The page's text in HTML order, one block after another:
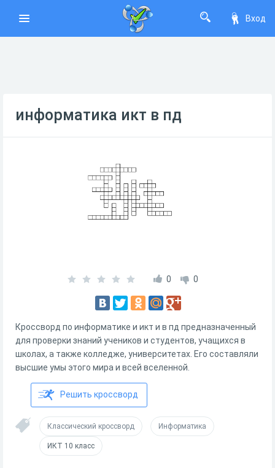
Вход
информатика икт в пд
0 0
Кроссворд по информатике и икт и в пд предназначенный
для проверки знаний учеников и студентов, учащихся в
школах, а также колледже, университетах. Его составляли
высшие умы этого мира и всей вселенной.
Решить кроссворд
Классический кроссворд Информатика
ИКТ 10 класс